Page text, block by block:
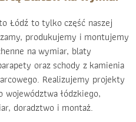
Łódź to tylko część naszej
produkujemy i montujemy
na wymiar, blaty
oraz schody z kamienia
Realizujemy projekty
województwa łódzkiego,
doradztwo i montaż.